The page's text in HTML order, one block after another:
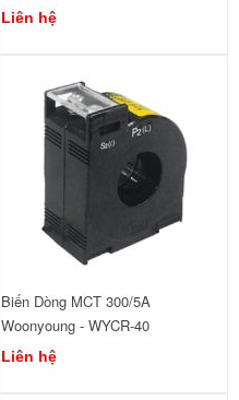
Liên hệ
Biến Dòng MCT 300/5A
Woonyoung - WYCR-40
Liên hệ